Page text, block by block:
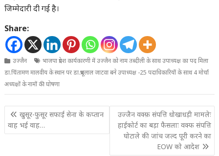
जिम्मेदारी दी गई है।
Share:
उज्जैन
भाजपा प्रदेश कार्यकारणी में उज्जैन को नाम तब्दीली के साथ उपाध्यक्ष का पद मिला
डा.चिंतामण मालवीय के स्थान पर डा.प्रभूलाल जाटवा बने उपाध्यक्ष -25 पदाधिकारियों के साथ 4 मोर्चा
अध्यक्षों के नामों की घोषणा
Post
navigation
खुसूर-फुसूर सफाई सेना के कप्तान
वाह भई वाह…
उज्जैन वक्फ़ संपत्ति धोखाधड़ी मामलेः
हाईकोर्ट का बड़ा फैसलाः वक्फ संपत्ति
घोटाले की जांच जल्द पूरी करने का
EOW को आदेश